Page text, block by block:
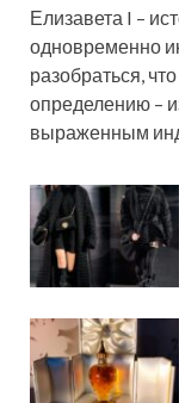
Елизавета I –
одновременно
разобраться,
определению –
выраженным